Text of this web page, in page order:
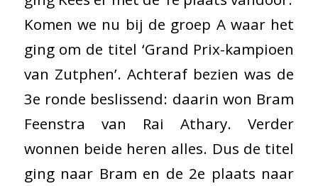
Komen we nu bij de groep A waar het
ging om de titel ‘Grand Prix-kampioen
van Zutphen’. Achteraf bezien was de
3e ronde beslissend: daarin won Bram
Feenstra van Rai Athary. Verder
wonnen beide heren alles. Dus de titel
ging naar Bram en de 2e plaats naar